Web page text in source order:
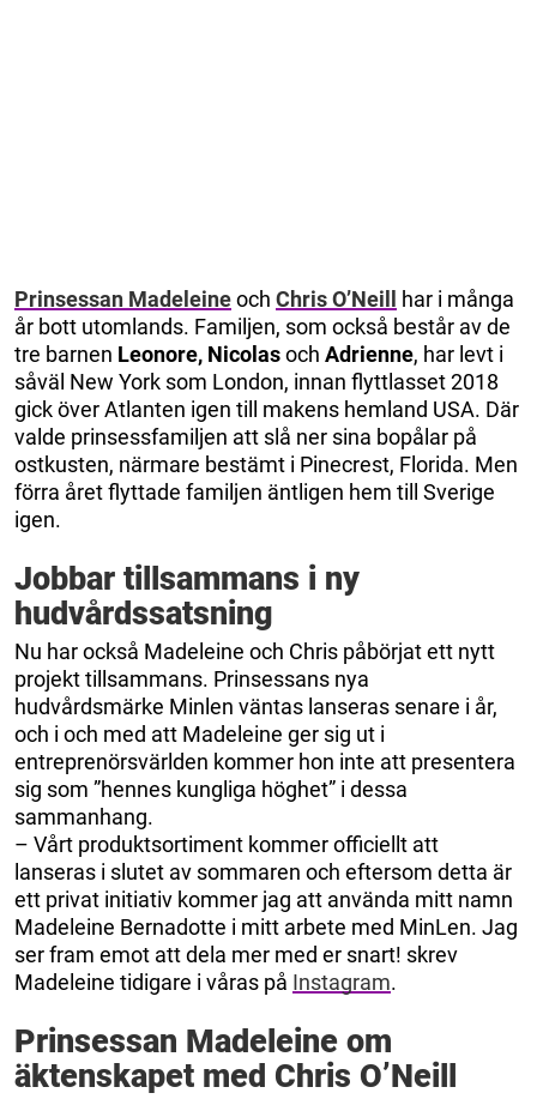
Prinsessan Madeleineoch Chris O’Neill
har i många
år bott utomlands. Familjen, som också består av de
tre barnen Leonore, Nicolasoch Adrienne, har levt i
såväl New York som London, innan flyttlasset 2018
gick över Atlanten igen till makens hemland USA. Där
valde prinsessfamiljen att slå ner sina bopålar på
ostkusten, närmare bestämt i Pinecrest, Florida. Men
förra året flyttade familjen äntligen hem till Sverige
igen.
Jobbar tillsammans i ny
hudvårdssatsning
Nu har också Madeleine och Chris påbörjat ett nytt
projekt tillsammans. Prinsessans nya
hudvårdsmärke Minlen väntas lanseras senare i år,
och i och med att Madeleine ger sig ut i
entreprenörsvärlden kommer hon inte att presentera
sig som ”hennes kungliga höghet” i dessa
sammanhang.
– Vårt produktsortiment kommer officiellt att
lanseras i slutet av sommaren och eftersom detta är
ett privat initiativ kommer jag att använda mitt namn
Madeleine Bernadotte i mitt arbete med MinLen. Jag
ser fram emot att dela mer med er snart! skrev
Madeleine tidigare i våras på Instagram.
Prinsessan Madeleine om
äktenskapet med Chris O’Neill